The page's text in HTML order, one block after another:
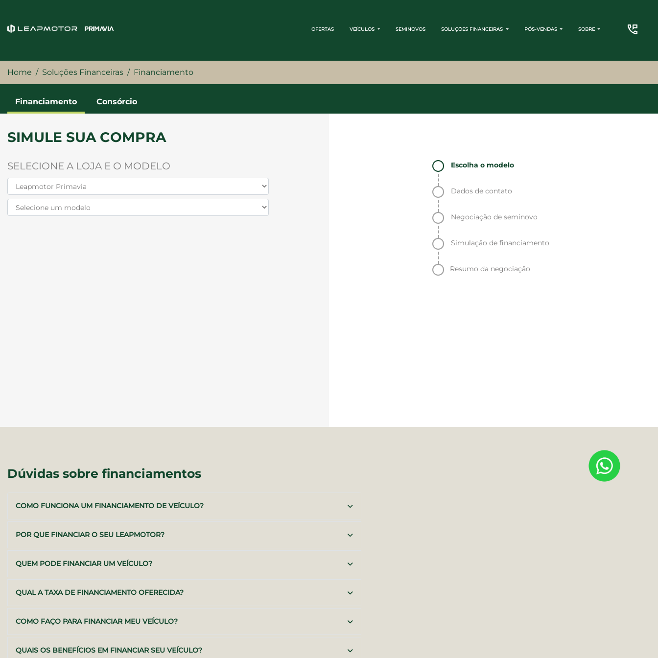
OFERTAS VEÍCULOS SEMINOVOS SOLUÇÕES FINANCEIRAS PÓS-VENDAS SOBRE
Home Soluções Financeiras Financiamento
Financiamento Consórcio
SIMULE SUA COMPRA
SELECIONE A LOJA E O MODELO Escolha o modelo
Dados de contato
Negociação de seminovo
Simulação de financiamento
Resumo da negociação
Dúvidas sobre financiamentos
COMO FUNCIONA UM FINANCIAMENTO DE VEÍCULO?
POR QUE FINANCIAR O SEU LEAPMOTOR?
QUEM PODE FINANCIAR UM VEÍCULO?
QUAL A TAXA DE FINANCIAMENTO OFERECIDA?
COMO FAÇO PARA FINANCIAR MEU VEÍCULO?
QUAIS OS BENEFÍCIOS EM FINANCIAR SEU VEÍCULO?